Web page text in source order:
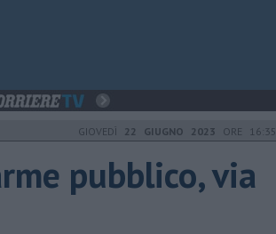
GIOVEDÌ 22 GIUGNO 2023 ORE 16:35
pubblico, via